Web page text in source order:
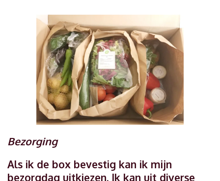
Bezorging
Als ik de box bevestig kan ik mijn
bezorgdag uitkiezen. Ik kan uit diverse